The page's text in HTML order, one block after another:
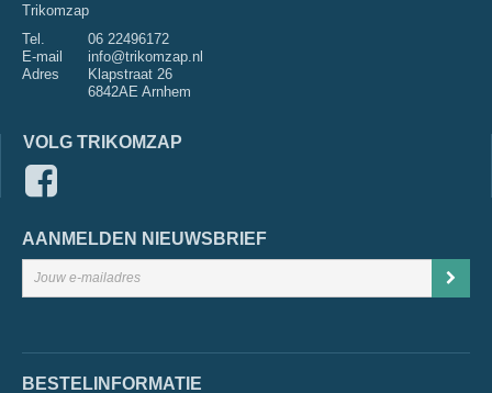
Trikomzap
Tel.
06 22496172
E-mail
info@trikomzap.nl
Adres
Klapstraat 26
6842AE Arnhem
VOLG TRIKOMZAP
AANMELDEN NIEUWSBRIEF
BESTELINFORMATIE